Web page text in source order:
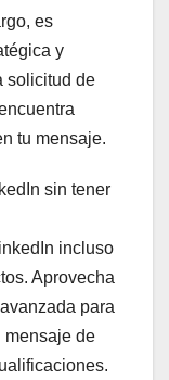
es
y
solicitud de
tu mensaje.
sin tener
incluso
Aprovecha
para
mensaje de